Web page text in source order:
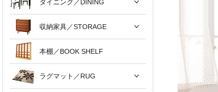
ダイニング／DINING
収納家具／STORAGE
本棚／BOOK SHELF
ラグマット／RUG